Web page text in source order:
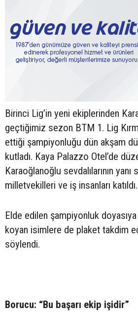
Birinci Lig’in yeni ekiplerinden
geçtiğimiz sezon BTM 1. Lig
ettiği şampiyonluğu dün akşam
kutladı. Kaya Palazzo Otel’de
Karaoğlanoğlu sevdalılarının yanı
milletvekilleri ve iş insanları katıldı.
Elde edilen şampiyonluk doyasıya
koyan isimlere de plaket takdim
söylendi.
Borucu: “Bu başarı ekip işidir”